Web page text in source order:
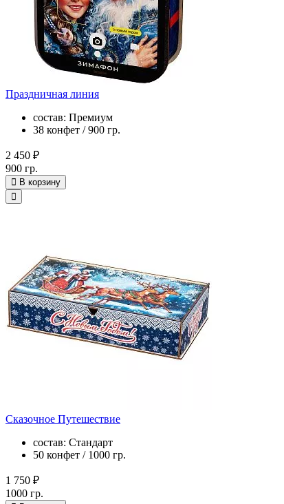
Праздничная линия
состав: Премиум
38 конфет / 900 гр.
2 450 ₽
900 гр.
В корзину
Сказочное Путешествие
состав: Стандарт
50 конфет / 1000 гр.
1 750 ₽
1000 гр.